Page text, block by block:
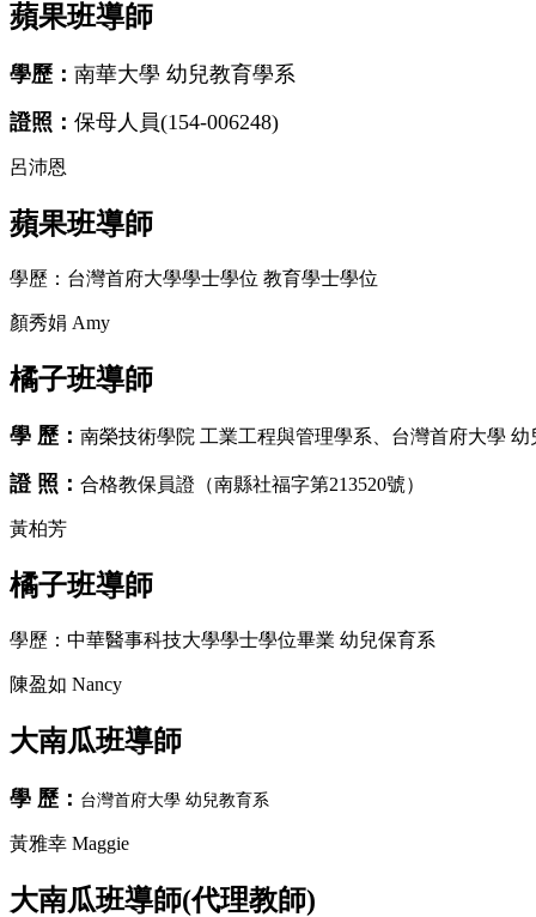
蘋果班導師
學歷： 南華大學 幼兒教育學系
證照： 保母人員(154-006248)
呂沛恩
蘋果班導師
學歷：台灣首府大學學士學位 教育學士學位
顏秀娟 Amy
橘子班導師
學 歷： 南榮技術學院 工業工程與管理學系、台灣首府大學 幼
證 照： 合格教保員證（南縣社福字第213520號）
黃柏芳
橘子班導師
學歷：中華醫事科技大學學士學位畢業 幼兒保育系
陳盈如 Nancy
大南瓜班導師
學 歷： 台灣首府大學 幼兒教育系
黃雅幸 Maggie
大南瓜班導師(代理教師)